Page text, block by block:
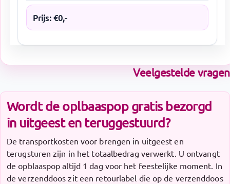
Prijs: €0,-
Veelgestelde vragen
Wordt de oplbaaspop gratis bezorgd
in uitgeest en teruggestuurd?
De transportkosten voor brengen in uitgeest en
terugsturen zijn in het totaalbedrag verwerkt. U ontvangt
de opblaaspop altijd 1 dag voor het feestelijke moment. In
de verzenddoos zit een retourlabel die op de verzenddoos